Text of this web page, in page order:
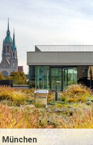
FC BAYERN WORLD
MÜNCHEN
München